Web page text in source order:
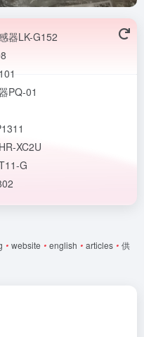
器LK-G152
PQ-01
XC2U
G
• website • english • articles • 供